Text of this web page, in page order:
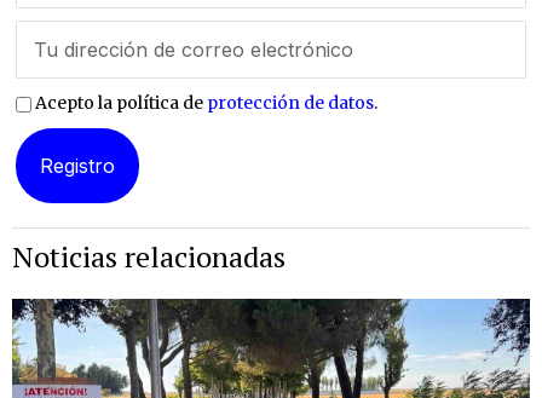
Acepto la política de protección de datos.
Noticias relacionadas